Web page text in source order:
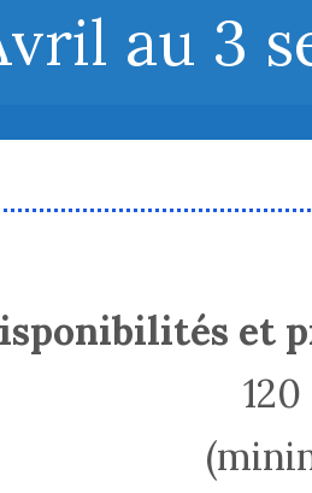
au 3
et